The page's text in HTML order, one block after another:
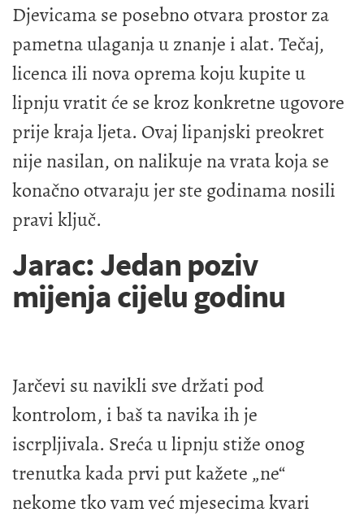
Djevicama se posebno otvara prostor za
pametna ulaganja u znanje i alat. Tečaj,
licenca ili nova oprema koju kupite u
lipnju vratit će se kroz konkretne ugovore
prije kraja ljeta. Ovaj lipanjski preokret
nije nasilan, on nalikuje na vrata koja se
konačno otvaraju jer ste godinama nosili
pravi ključ.
Jarac: Jedan poziv
mijenja cijelu godinu
Jarčevi su navikli sve držati pod
kontrolom, i baš ta navika ih je
iscrpljivala. Sreća u lipnju stiže onog
trenutka kada prvi put kažete „ne“
nekome tko vam već mjesecima kvari